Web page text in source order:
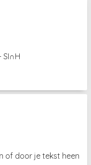
SI∩H
of door je tekst heen